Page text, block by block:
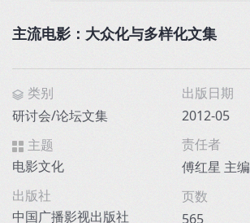
主流电影：大众化与多样化文集
类别
研讨会/论坛文集
主题
电影文化
出版社
中国广播影视出版社
出版日期
2012-05
责任者
傅红星 主编
页数
565